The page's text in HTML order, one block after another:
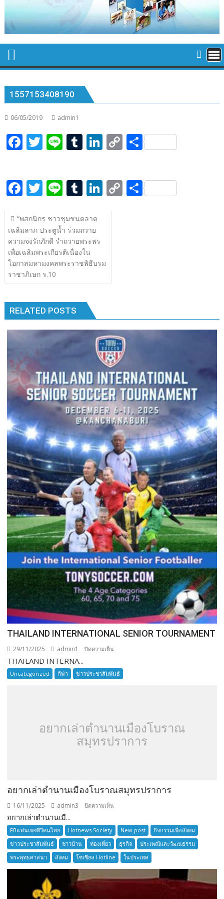
1557153408190
06/05/2019 admin1
F
b
o
o
k
T
er
Li T
bl
r
Li
e
dI
C
y
S
e
F
ac
e
b
o
o
k
T
w
itt
er
Li
n
e
T
u
m
bl
r
Li
n
n
C S
แนะแนว
เรื่อง
“พสกนิกร ชาวชุมชนตลาด
เฉลิมลาภ ประตูน้ำ ร่วมถวาย
ความจงรักภักดี รำถวายพระพร
เพื่อเฉลิมพระเกียรติเนื่องใน
โอกาสมหามงคลพระราชพิธีบรม
ราชาภิเษก ร.10
RELATED POSTS
THAILAND INTERNATIONAL SENIOR TOURNAMENT
29/11/2025 admin1 ปิดความเห็น
INTERNATIONAL
SENIOR
THAILAND INTERNA...
Uncategorized กีฬา ข่าวประชาสัมพันธ์
อยากเล่าตำนานเมืองโบราณ
สมุทรปราการ
อยากเล่าตำนานเมืองโบราณสมุทรปราการ
16/11/2025 admin3 ปิดความเห็น
เล่า
ตำนาน
เมือง
โบราณ
สมุทรปราการ
อยากเล่าตำนานเมื...
FBแฟนเพจทีวีคนไทย Hotnews Society New post
กิจกรรมเพื่อสังคม
ข่าวประชาสัมพันธ์
ชาวบ้าน ท่องเที่ยว ธุรกิจ
ประเพณีและวัฒนธรรม
พระพุทธศาสนา
สังคม โซเซียล Hotline ในประเทศ